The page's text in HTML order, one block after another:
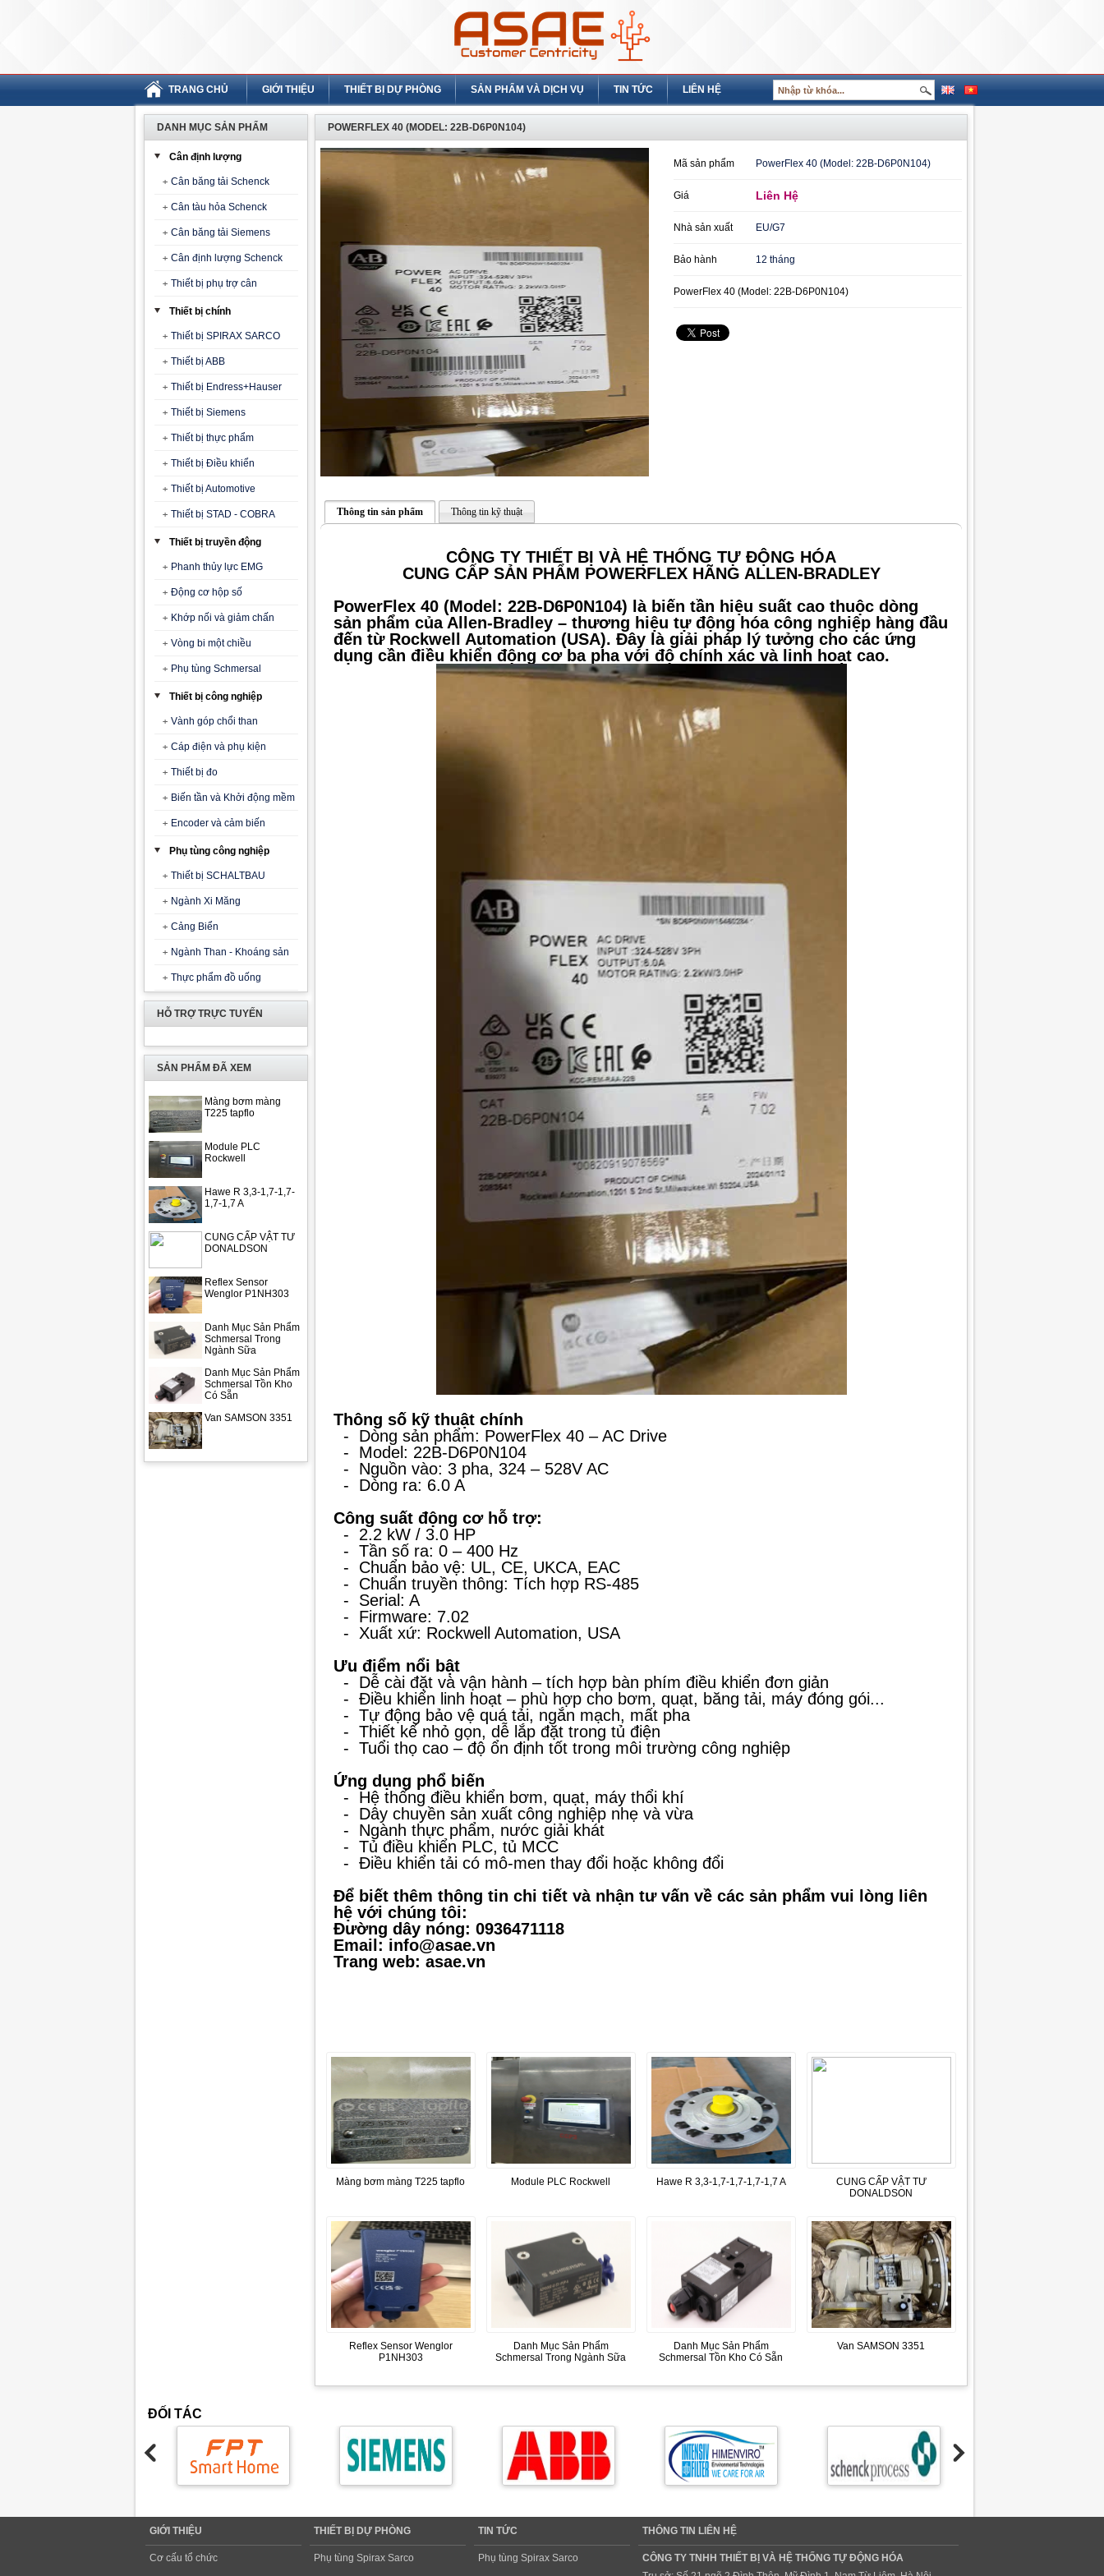
TRANG CHỦ GIỚI THIỆU THIẾT BỊ DỰ PHÒNG SẢN PHẨM VÀ DỊCH VỤ TIN TỨC LIÊN HỆ
DANH MỤC SẢN PHẨM
Cân định lượng
Cân băng tải Schenck
Cân tàu hỏa Schenck
Cân băng tải Siemens
Cân định lượng Schenck
Thiết bị phụ trợ cân
Thiết bị chính
Thiết bị SPIRAX SARCO
Thiết bị ABB
Thiết bị Endress+Hauser
Thiết bị Siemens
Thiết bị thực phẩm
Thiết bị Điều khiển
Thiết bị Automotive
Thiết bị STAD - COBRA
Thiết bị truyền động
Phanh thủy lực EMG
Động cơ hộp số
Khớp nối và giảm chấn
Vòng bi một chiều
Phụ tùng Schmersal
Thiết bị công nghiệp
Vành góp chổi than
Cáp điện và phụ kiện
Thiết bị đo
Biến tần và Khởi động mềm
Encoder và cảm biến
Phụ tùng công nghiệp
Thiết bị SCHALTBAU
Ngành Xi Măng
Cảng Biển
Ngành Than - Khoáng sản
Thực phẩm đồ uống
HỖ TRỢ TRỰC TUYẾN
SẢN PHẨM ĐÃ XEM
Màng bơm màng
T225 tapflo
Module PLC
Rockwell
Hawe R 3,3-1,7-1,7-
1,7-1,7 A
CUNG CẤP VẬT TƯ
DONALDSON
Reflex Sensor
Wenglor P1NH303
Danh Mục Sản Phẩm
Schmersal Trong
Ngành Sữa
Danh Mục Sản Phẩm
Schmersal Tồn Kho
Có Sẵn
Van SAMSON 3351
POWERFLEX 40 (MODEL: 22B-D6P0N104)
Mã sản phẩm PowerFlex 40 (Model: 22B-D6P0N104)
Giá Liên Hệ
Nhà sản xuất EU/G7
Bảo hành 12 tháng
PowerFlex 40 (Model: 22B-D6P0N104)
Thông tin sản phẩm Thông tin kỹ thuật
CÔNG TY THIẾT BỊ VÀ HỆ THỐNG TỰ ĐỘNG HÓA
CUNG CẤP SẢN PHẨM POWERFLEX HÃNG ALLEN-BRADLEY
PowerFlex 40 (Model: 22B-D6P0N104) là biến tần hiệu suất cao thuộc dòng
sản phẩm của Allen-Bradley – thương hiệu tự động hóa công nghiệp hàng đầu
đến từ Rockwell Automation (USA). Đây là giải pháp lý tưởng cho các ứng
dụng cần điều khiển động cơ ba pha với độ chính xác và linh hoạt cao.
Thông số kỹ thuật chính
- Dòng sản phẩm: PowerFlex 40 – AC Drive
- Model: 22B-D6P0N104
- Nguồn vào: 3 pha, 324 – 528V AC
- Dòng ra: 6.0 A
Công suất động cơ hỗ trợ:
- 2.2 kW / 3.0 HP
- Tần số ra: 0 – 400 Hz
- Chuẩn bảo vệ: UL, CE, UKCA, EAC
- Chuẩn truyền thông: Tích hợp RS-485
- Serial: A
- Firmware: 7.02
- Xuất xứ: Rockwell Automation, USA
Ưu điểm nổi bật
- Dễ cài đặt và vận hành – tích hợp bàn phím điều khiển đơn giản
- Điều khiển linh hoạt – phù hợp cho bơm, quạt, băng tải, máy đóng gói...
- Tự động bảo vệ quá tải, ngắn mạch, mất pha
- Thiết kế nhỏ gọn, dễ lắp đặt trong tủ điện
- Tuổi thọ cao – độ ổn định tốt trong môi trường công nghiệp
Ứng dụng phổ biến
- Hệ thống điều khiển bơm, quạt, máy thổi khí
- Dây chuyền sản xuất công nghiệp nhẹ và vừa
- Ngành thực phẩm, nước giải khát
- Tủ điều khiển PLC, tủ MCC
- Điều khiển tải có mô-men thay đổi hoặc không đổi
Để biết thêm thông tin chi tiết và nhận tư vấn về các sản phẩm vui lòng liên
hệ với chúng tôi:
Đường dây nóng: 0936471118
Email: info@asae.vn
Trang web: asae.vn
Màng bơm màng T225 tapflo Module PLC Rockwell Hawe R 3,3-1,7-1,7-1,7-1,7 A
CUNG CẤP VẬT TƯ
DONALDSON
Reflex Sensor Wenglor
P1NH303
Danh Mục Sản Phẩm
Schmersal Trong Ngành Sữa
Danh Mục Sản Phẩm
Schmersal Tồn Kho Có Sẵn
Van SAMSON 3351
ĐỐI TÁC
GIỚI THIỆU
Cơ cấu tổ chức
THIẾT BỊ DỰ PHÒNG
Phụ tùng Spirax Sarco
TIN TỨC
Phụ tùng Spirax Sarco
THÔNG TIN LIÊN HỆ
CÔNG TY TNHH THIẾT BỊ VÀ HỆ THỐNG TỰ ĐỘNG HÓA